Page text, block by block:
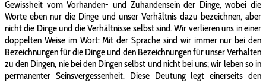
Gewissheit vom Vorhanden- und Zuhandensein der Dinge, wobei die
Worte eben nur die Dinge und unser Verhältnis dazu bezeichnen, aber
nicht die Dinge und die Verhältnisse selbst sind. Wir verlieren uns in einer
doppelten Weise im Wort: Mit der Sprache sind wir immer nur bei den
Bezeichnungen für die Dinge und den Bezeichnungen für unser Verhalten
zu den Dingen, nie bei den Dingen selbst und nicht bei uns; wir leben so in
permanenter Seinsvergessenheit. Diese Deutung legt einerseits den